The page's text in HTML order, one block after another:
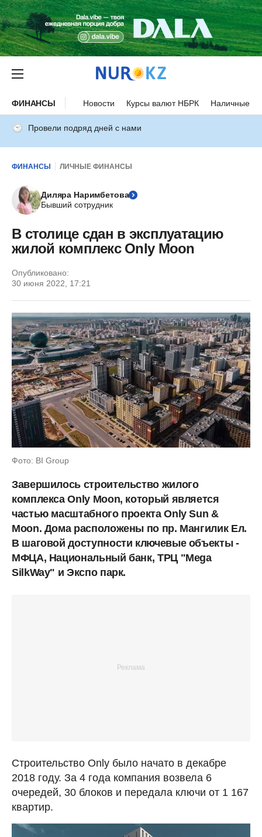
ФИНАНСЫ Новости Курсы валют НБРК Наличные
Провели подряд дней с нами
ФИНАНСЫ ЛИЧНЫЕ ФИНАНСЫ
Диляра Наримбетова
Бывший сотрудник
В столице сдан в эксплуатацию
жилой комплекс Only Moon
Опубликовано:
30 июня 2022, 17:21
Фото: BI Group
Завершилось строительство жилого
комплекса Only Moon, который является
частью масштабного проекта Only Sun &
Moon. Дома расположены по пр. Мангилик Ел.
В шаговой доступности ключевые объекты -
МФЦА, Национальный банк, ТРЦ "Mega
SilkWay" и Экспо парк.
Строительство Only было начато в декабре
2018 году. За 4 года компания возвела 6
очередей, 30 блоков и передала ключи от 1 167
квартир.